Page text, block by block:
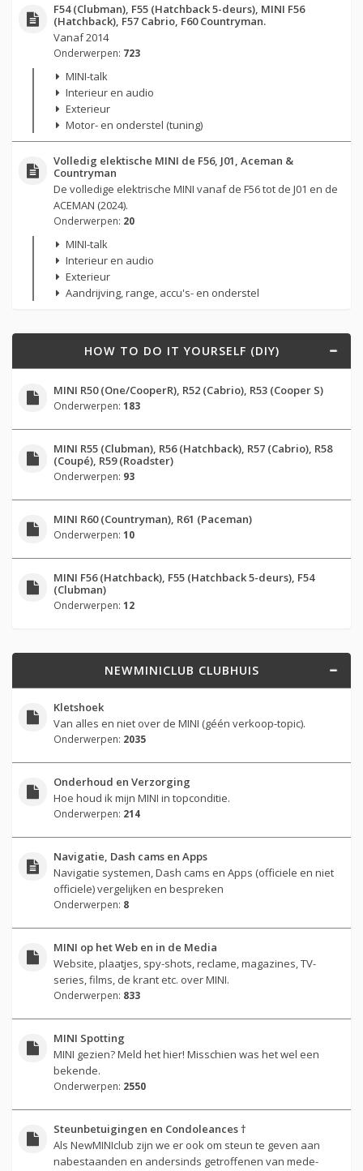
F54 (Clubman), F55 (Hatchback 5-deurs), MINI F56
(Hatchback), F57 Cabrio, F60 Countryman.
Vanaf 2014
Onderwerpen: 723
MINI-talk
Interieur en audio
Exterieur
Motor- en onderstel (tuning)
Volledig elektische MINI de F56, J01, Aceman &
Countryman
De volledige elektrische MINI vanaf de F56 tot de J01 en de
ACEMAN (2024).
Onderwerpen: 20
MINI-talk
Interieur en audio
Exterieur
Aandrijving, range, accu's- en onderstel
HOW TO DO IT YOURSELF (DIY)
MINI R50 (One/CooperR), R52 (Cabrio), R53 (Cooper S)
Onderwerpen: 183
MINI R55 (Clubman), R56 (Hatchback), R57 (Cabrio), R58
(Coupé), R59 (Roadster)
Onderwerpen: 93
MINI R60 (Countryman), R61 (Paceman)
Onderwerpen: 10
MINI F56 (Hatchback), F55 (Hatchback 5-deurs), F54
(Clubman)
Onderwerpen: 12
NEWMINICLUB CLUBHUIS
Kletshoek
Van alles en niet over de MINI (géén verkoop-topic).
Onderwerpen: 2035
Onderhoud en Verzorging
Hoe houd ik mijn MINI in topconditie.
Onderwerpen: 214
Navigatie, Dash cams en Apps
Navigatie systemen, Dash cams en Apps (officiele en niet
officiele) vergelijken en bespreken
Onderwerpen: 8
MINI op het Web en in de Media
Website, plaatjes, spy-shots, reclame, magazines, TV-
series, films, de krant etc. over MINI.
Onderwerpen: 833
MINI Spotting
MINI gezien? Meld het hier! Misschien was het wel een
bekende.
Onderwerpen: 2550
Steunbetuigingen en Condoleances †
Als NewMINIclub zijn we er ook om steun te geven aan
nabestaanden en andersinds getroffenen van mede-